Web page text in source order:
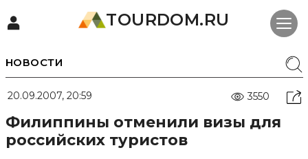
TOURDOM.RU
НОВОСТИ
20.09.2007, 20:59 3550
Филиппины отменили визы для
российских туристов